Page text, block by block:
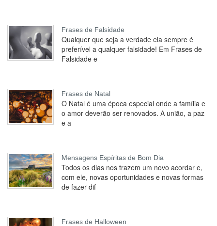
Frases de Falsidade
Qualquer que seja a verdade ela sempre é
preferível a qualquer falsidade! Em Frases de
Falsidade e
Frases de Natal
O Natal é uma época especial onde a família e
o amor deverão ser renovados. A união, a paz
e a
Mensagens Espíritas de Bom Dia
Todos os dias nos trazem um novo acordar e,
com ele, novas oportunidades e novas formas
de fazer dif
Frases de Halloween